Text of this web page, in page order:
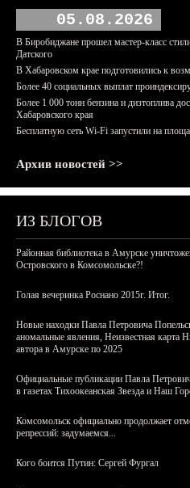
05.08.2026
В Биробиджане прошел мастер-класс
Датского
В Хабаровском крае подготовились к
Более 40 социальных выплат
Более 1 000 тонн бензина и дизтоплива
Хабаровского края
Бесплатную сеть Wi-Fi запустили на
Архив новостей >>
ИЗ БЛОГОВ
Районная библиотека в Амурске
Островского в Комсомольске?!
Голая вечеринка Роснано 2015г. Итог.
Новые находки Павла Петровича
аномальные явления, Неизвестная
автора в Амурске по 2025
Официальные публикации Павла
в газетах Тихоокеанская Звезда и Наш
Комсомольск официально продолжает
репрессий: задумаемся...
Кого боится Путин: Сергей Фургал